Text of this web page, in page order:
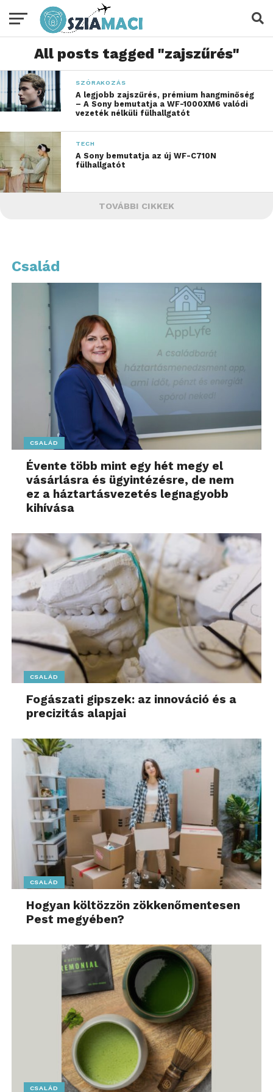
All posts tagged "zajszűrés"
SZÓRAKOZÁS
A legjobb zajszűrés, prémium hangminőség
– A Sony bemutatja a WF-1000XM6 valódi
vezeték nélküli fülhallgatót
TECH
A Sony bemutatja az új WF-C710N
fülhallgatót
TOVÁBBI CIKKEK
Család
CSALÁD
Évente több mint egy hét megy el
vásárlásra és ügyintézésre, de nem
ez a háztartásvezetés legnagyobb
kihívása
CSALÁD
Fogászati gipszek: az innováció és a
precizitás alapjai
CSALÁD
Hogyan költözzön zökkenőmentesen
Pest megyében?
CSALÁD